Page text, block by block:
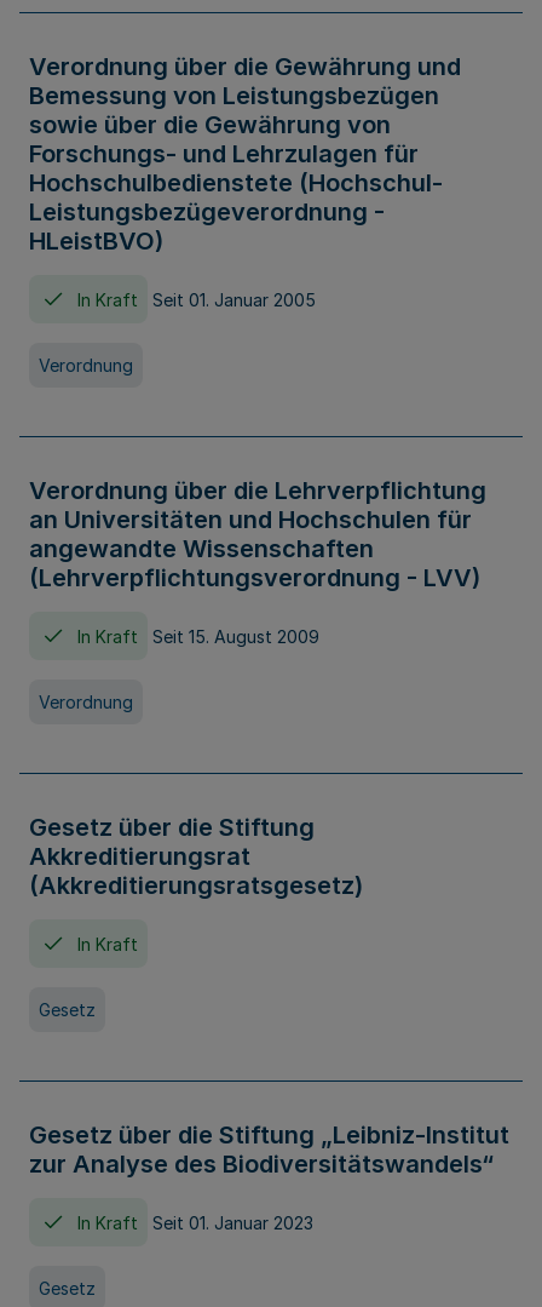
Verordnung über die Gewährung und
Bemessung von Leistungsbezügen
sowie über die Gewährung von
Forschungs- und Lehrzulagen für
Hochschulbedienstete (Hochschul-
Leistungsbezügeverordnung -
HLeistBVO)
In Kraft Seit 01. Januar 2005
Verordnung
Verordnung über die Lehrverpflichtung
an Universitäten und Hochschulen für
angewandte Wissenschaften
(Lehrverpflichtungsverordnung - LVV)
In Kraft Seit 15. August 2009
Verordnung
Gesetz über die Stiftung
Akkreditierungsrat
(Akkreditierungsratsgesetz)
In Kraft
Gesetz
Gesetz über die Stiftung „Leibniz-Institut
zur Analyse des Biodiversitätswandels“
In Kraft Seit 01. Januar 2023
Gesetz